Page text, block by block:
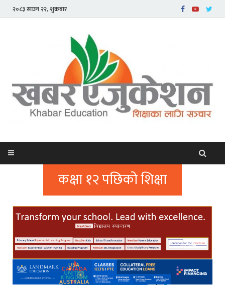
२०८३ साउन २२, शुक्रबार
कक्षा १२ पछिको शिक्षा